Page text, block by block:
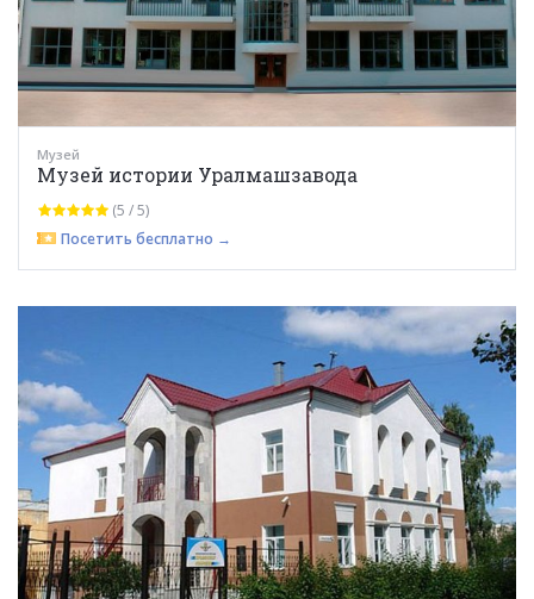
Музей
Музей истории Уралмашзавода
(5 / 5)
Посетить бесплатно →